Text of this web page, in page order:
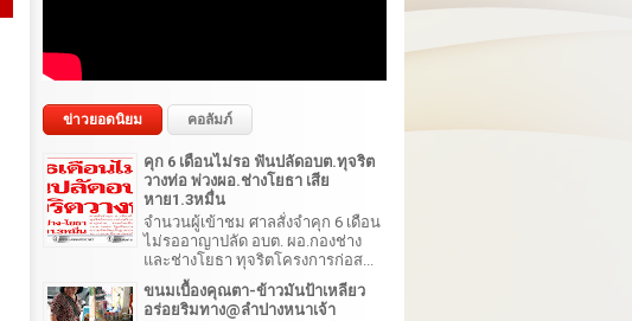
ข่าวยอดนิยม คอลัมภ์
คุก 6 เดือนไม่รอ ฟันปลัดอบต.ทุจริต
วางท่อ พ่วงผอ.ช่างโยธา เสีย
หาย1.3หมื่น
จำนวนผู้เข้าชม ศาลสั่งจำคุก 6 เดือน
ไม่รออาญาปลัด อบต. ผอ.กองช่าง
และช่างโยธา ทุจริตโครงการก่อส...
ขนมเบื้องคุณตา-ข้าวมันป้าเหลียว
อร่อยริมทาง@ลำปางหนาเจ้า